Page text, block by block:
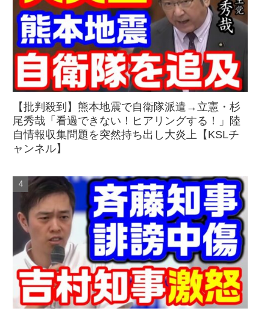
【批判殺到】熊本地震で自衛隊派遣→立憲・杉
尾秀哉「看過できない！ヒアリングする！」陸
自情報収集問題を突然持ち出し大炎上【KSLチ
ャンネル】